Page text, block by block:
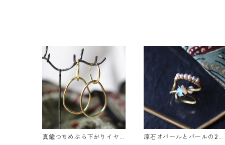
真鍮つちめぶら下がりイヤ
原石オパールとパールの2連